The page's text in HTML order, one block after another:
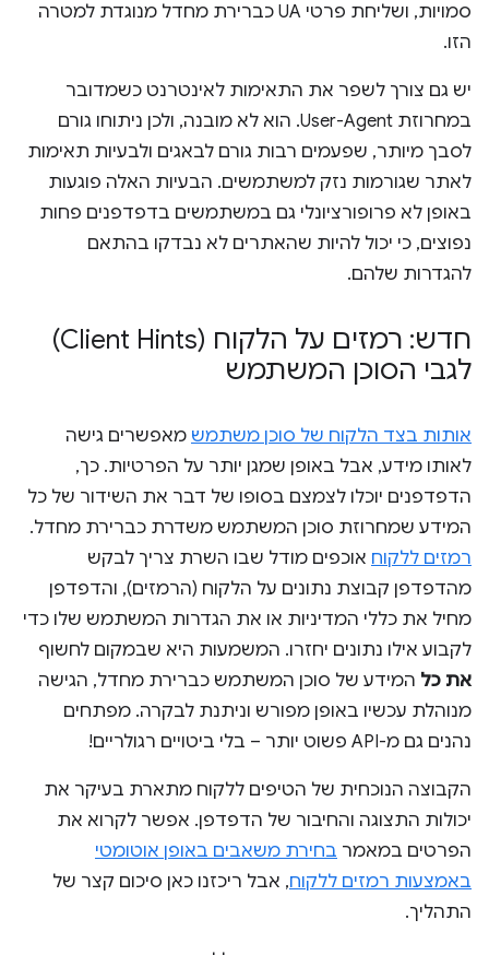
סמויות, ושליחת פרטי UA כברירת מחדל מנוגדת למטרה
הזו.
יש גם צורך לשפר את התאימות לאינטרנט כשמדובר
במחרוזת User-Agent. הוא לא מובנה, ולכן ניתוחו גורם
לסבך מיותר, שפעמים רבות גורם לבאגים ולבעיות תאימות
לאתר שגורמות נזק למשתמשים. הבעיות האלה פוגעות
באופן לא פרופורציונלי גם במשתמשים בדפדפנים פחות
נפוצים, כי יכול להיות שהאתרים לא נבדקו בהתאם
להגדרות שלהם.
חדש: רמזים על הלקוח (Client Hints)
לגבי הסוכן המשתמש
אותות בצד הלקוח של סוכן משתמש מאפשרים גישה
לאותו מידע, אבל באופן שמגן יותר על הפרטיות. כך,
הדפדפנים יוכלו לצמצם בסופו של דבר את השידור של כל
המידע שמחרוזת סוכן המשתמש משדרת כברירת מחדל.
רמזים ללקוח אוכפים מודל שבו השרת צריך לבקש
מהדפדפן קבוצת נתונים על הלקוח (הרמזים), והדפדפן
מחיל את כללי המדיניות או את הגדרות המשתמש שלו כדי
לקבוע אילו נתונים יחזרו. המשמעות היא שבמקום לחשוף
את כל המידע של סוכן המשתמש כברירת מחדל, הגישה
מנוהלת עכשיו באופן מפורש וניתנת לבקרה. מפתחים
נהנים גם מ-API פשוט יותר – בלי ביטויים רגולריים!
הקבוצה הנוכחית של הטיפים ללקוח מתארת בעיקר את
יכולות התצוגה והחיבור של הדפדפן. אפשר לקרוא את
הפרטים במאמר בחירת משאבים באופן אוטומטי
באמצעות רמזים ללקוח, אבל ריכזנו כאן סיכום קצר של
התהליך.